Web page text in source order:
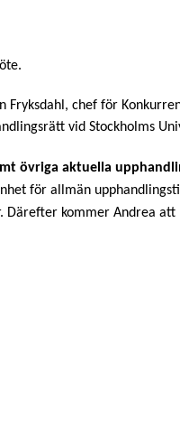
Fryksdahl, chef för
vid Stockholms
övriga aktuella
för allmän
Därefter kommer Andrea att